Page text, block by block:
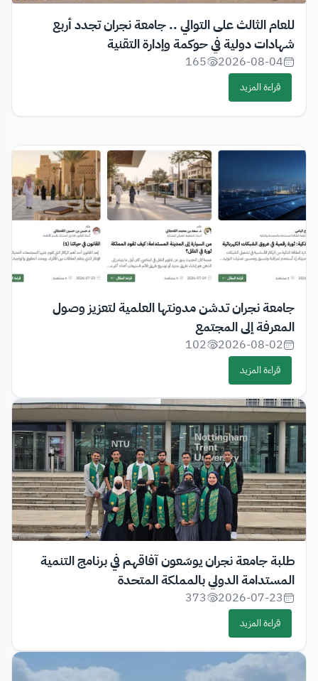
للعام الثالث على التوالي .. جامعة نجران تجدد أربع
شهادات دولية في حوكمة وإدارة التقنية
2026-08-04
165
قراءة المزيد
جامعة نجران تدشن مدونتها العلمية لتعزيز وصول
المعرفة إلى المجتمع
2026-08-02
102
قراءة المزيد
طلبة جامعة نجران يوسّعون آفاقهم في برنامج التنمية
المستدامة الدولي بالمملكة المتحدة
2026-07-23
373
قراءة المزيد